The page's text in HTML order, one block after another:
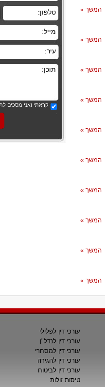
המשך »
המשך »
המשך »
המשך »
המשך »
המשך »
המשך »
המשך »
המשך »
המשך »
קראתי ואני מסכים
עורכי דין לפלילי
עורכי דין לנדל"ן
עורכי דין למסחרי
עורכי דין להגירה
עורכי דין לביטוח
טיסות זולות